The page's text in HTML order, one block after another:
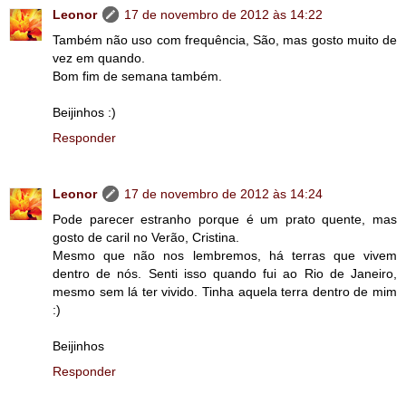
Leonor
17 de novembro de 2012 às 14:22
Também não uso com frequência, São, mas gosto muito de
vez em quando.
Bom fim de semana também.
Beijinhos :)
Responder
Leonor
17 de novembro de 2012 às 14:24
Pode parecer estranho porque é um prato quente, mas
gosto de caril no Verão, Cristina.
Mesmo que não nos lembremos, há terras que vivem
dentro de nós. Senti isso quando fui ao Rio de Janeiro,
mesmo sem lá ter vivido. Tinha aquela terra dentro de mim
:)
Beijinhos
Responder